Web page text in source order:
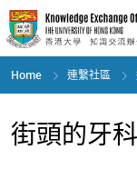
Skip
to
main
content
Home 連繫社區
街頭的牙